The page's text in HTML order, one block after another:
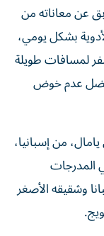
عن معاناته من
بشكل يومي،
لمسافات طويلة
فضل عدم خوض
من إسبانيا،
المدرجات
وشقيقه الأصغر